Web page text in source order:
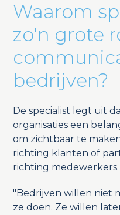
Waarom
zo'n grote
bedrijven?
De specialist legt uit
organisaties een
om zichtbaar te
richting klanten of
richting medewerkers.
"Bedrijven willen niet
ze doen. Ze willen